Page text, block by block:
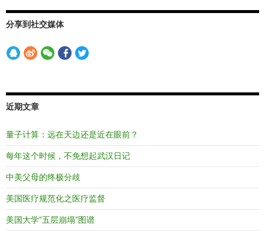
分享到社交媒体
近期文章
量子计算：远在天边还是近在眼前？
每年这个时候，不免想起武汉日记
中美父母的终极分歧
美国医疗规范化之医疗监督
美国大学“五层崩塌”图谱